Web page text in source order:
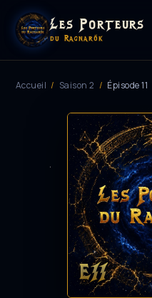
Les Porteurs
du Ragnarök
Accueil / Saison 2 / Épisode 11
E11